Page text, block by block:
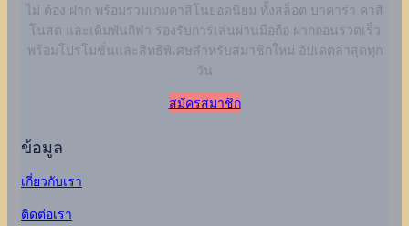
ไม่ ต้อง ฝาก พร้อมรวมเกมคาสิโนยอดนิยม ทั้งสล็อต บาคาร่า คาสิ
โนสด และเดิมพันกีฬา รองรับการเล่นผ่านมือถือ ฝากถอนรวดเร็ว
พร้อมโปรโมชั่นและสิทธิพิเศษสำหรับสมาชิกใหม่ อัปเดตล่าสุดทุก
วัน
สมัครสมาชิก
ข้อมูล
เกี่ยวกับเรา
ติดต่อเรา